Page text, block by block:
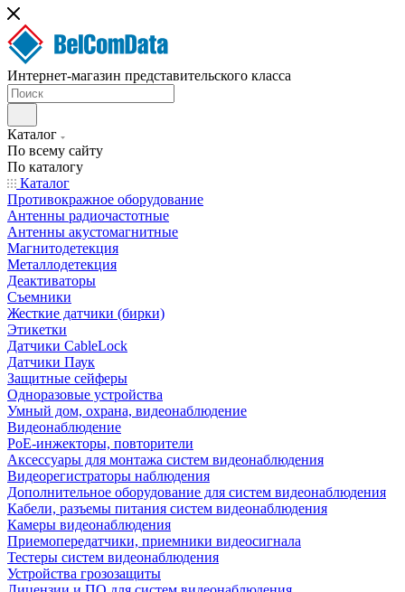
Интернет-магазин представительского класса
Каталог
По всему сайту
По каталогу
Каталог
Противокражное оборудование
Антенны радиочастотные
Антенны акустомагнитные
Магнитодетекция
Металлодетекция
Деактиваторы
Съемники
Жесткие датчики (бирки)
Этикетки
Датчики CableLock
Датчики Паук
Защитные сейферы
Одноразовые устройства
Умный дом, охрана, видеонаблюдение
Видеонаблюдение
PoE-инжекторы, повторители
Аксессуары для монтажа систем видеонаблюдения
Видеорегистраторы наблюдения
Дополнительное оборудование для систем видеонаблюдения
Кабели, разъемы питания систем видеонаблюдения
Камеры видеонаблюдения
Приемопередатчики, приемники видеосигнала
Тестеры систем видеонаблюдения
Устройства грозозащиты